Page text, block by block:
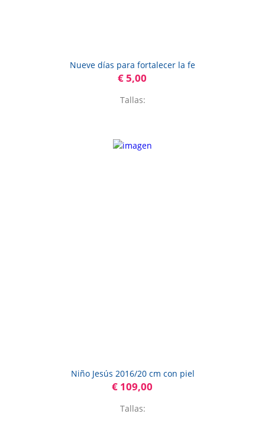
Nueve días para fortalecer la fe
€ 5,00
Tallas:
Niño Jesús 2016/20 cm con piel
€ 109,00
Tallas: